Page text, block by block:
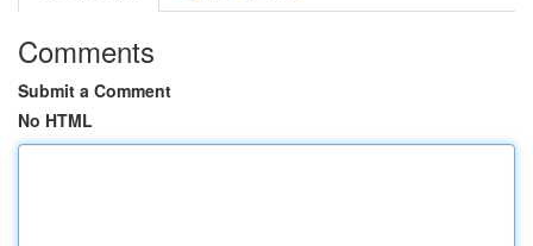
Comments
Submit a Comment
No HTML